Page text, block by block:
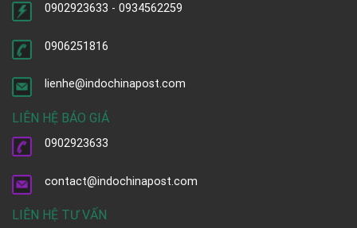
0902923633 - 0934562259
0906251816
lienhe@indochinapost.com
LIÊN HỆ BÁO GIÁ
0902923633
contact@indochinapost.com
LIÊN HỆ TƯ VẤN